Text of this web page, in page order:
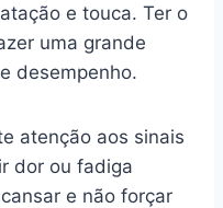
e touca. Ter o
uma grande
desempenho.
atenção aos sinais
dor ou fadiga
e não forçar